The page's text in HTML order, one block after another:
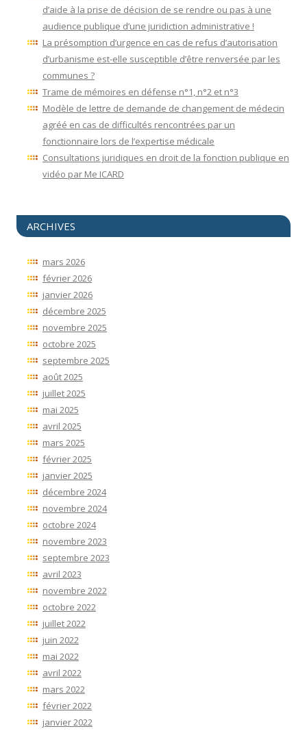
d’aide à la prise de décision de se rendre ou pas à une
audience publique d’une juridiction administrative !
La présomption d’urgence en cas de refus d’autorisation
d’urbanisme est-elle susceptible d’être renversée par les
communes ?
Trame de mémoires en défense n°1, n°2 et n°3
Modèle de lettre de demande de changement de médecin
agréé en cas de difficultés rencontrées par un
fonctionnaire lors de l’expertise médicale
Consultations juridiques en droit de la fonction publique en
vidéo par Me ICARD
ARCHIVES
mars 2026
février 2026
janvier 2026
décembre 2025
novembre 2025
octobre 2025
septembre 2025
août 2025
juillet 2025
mai 2025
avril 2025
mars 2025
février 2025
janvier 2025
décembre 2024
novembre 2024
octobre 2024
novembre 2023
septembre 2023
avril 2023
novembre 2022
octobre 2022
juillet 2022
juin 2022
mai 2022
avril 2022
mars 2022
février 2022
janvier 2022